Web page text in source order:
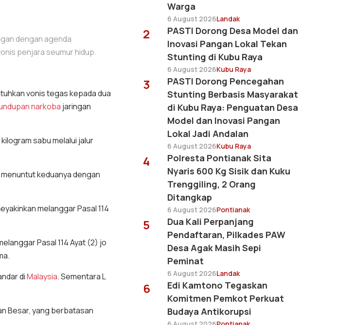
dengan agenda
penjara seumur hidup.
vonis tegas kepada dua
narkoba jaringan
sabu melalui jalur
keduanya dengan
melanggar Pasal 114
Pasal 114 Ayat (2) jo
diMalaysia. Sementara L
Besar, yang berbatasan
Warga
6 August 2026Landak
2
PASTI Dorong Desa Model dan
Inovasi Pangan Lokal Tekan
Stunting di Kubu Raya
6 August 2026Kubu Raya
3
PASTI Dorong Pencegahan
Stunting Berbasis Masyarakat
di Kubu Raya: Penguatan Desa
Model dan Inovasi Pangan
Lokal Jadi Andalan
6 August 2026Kubu Raya
4
Polresta Pontianak Sita
Nyaris 600 Kg Sisik dan Kuku
Trenggiling, 2 Orang
Ditangkap
6 August 2026Pontianak
5
Dua Kali Perpanjang
Pendaftaran, Pilkades PAW
Desa Agak Masih Sepi
Peminat
6 August 2026Landak
6
Edi Kamtono Tegaskan
Komitmen Pemkot Perkuat
Budaya Antikorupsi